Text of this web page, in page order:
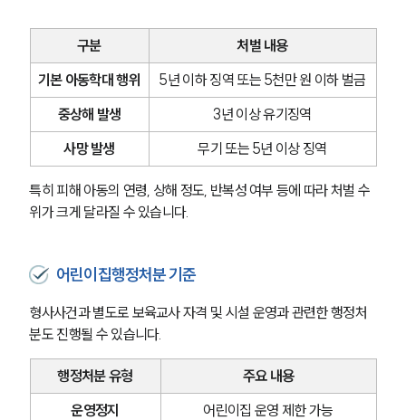
구분
처벌 내용
기본 아동학대 행위
5년 이하 징역 또는 5천만 원 이하 벌금
중상해 발생
3년 이상 유기징역
사망 발생
무기 또는 5년 이상 징역
특히 피해 아동의 연령, 상해 정도, 반복성 여부 등에 따라 처벌 수
위가 크게 달라질 수 있습니다.
어린이집행정처분 기준
형사사건과 별도로 보육교사 자격 및 시설 운영과 관련한 행정처
분도 진행될 수 있습니다.
행정처분 유형
주요 내용
운영정지
어린이집 운영 제한 가능